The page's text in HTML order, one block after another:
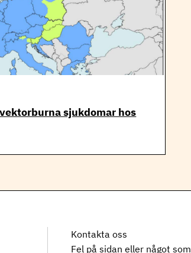
sjukdomar hos
Kontakta oss
Fel på sidan eller något som